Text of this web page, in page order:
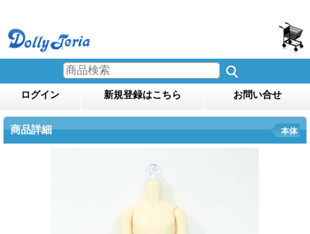
ログイン 新規登録はこちら お問い合せ
商品詳細 本体